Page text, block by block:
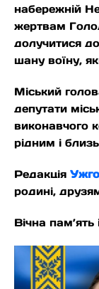
набережній
жертвам
долучитися
шану воїну,
Міський
депутати
виконавчого
рідним і
Редакція
родині,
Вічна